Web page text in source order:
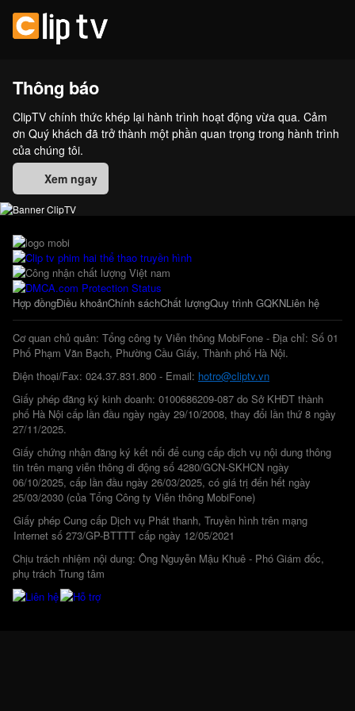
Thông báo
ClipTV chính thức khép lại hành trình hoạt động vừa qua. Cảm
ơn Quý khách đã trở thành một phần quan trọng trong hành trình
của chúng tôi.
Xem ngay
Hợp đồngĐiều khoảnChính sáchChất lượngQuy trình GQKNLiên hệ
Cơ quan chủ quản: Tổng công ty Viễn thông MobiFone - Địa chỉ: Số 01
Phố Phạm Văn Bạch, Phường Cầu Giấy, Thành phố Hà Nội.
Điện thoại/Fax: 024.37.831.800 - Email: hotro@cliptv.vn
Giấy phép đăng ký kinh doanh: 0100686209-087 do Sở KHĐT thành
phố Hà Nội cấp lần đầu ngày ngày 29/10/2008, thay đổi lần thứ 8 ngày
27/11/2025.
Giấy chứng nhận đăng ký kết nối để cung cấp dịch vụ nội dung thông
tin trên mạng viễn thông di động số 4280/GCN-SKHCN ngày
06/10/2025, cấp lần đầu ngày 26/03/2025, có giá trị đến hết ngày
25/03/2030 (của Tổng Công ty Viễn thông MobiFone)
Giấy phép Cung cấp Dịch vụ Phát thanh, Truyền hình trên mạng
Internet số 273/GP-BTTTT cấp ngày 12/05/2021
Chịu trách nhiệm nội dung: Ông Nguyễn Mậu Khuê - Phó Giám đốc,
phụ trách Trung tâm